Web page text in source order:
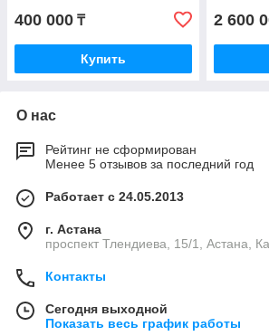
400 000 ₸
Купить
2 600
О нас
Рейтинг не сформирован
Менее 5 отзывов за последний год
Работает с 24.05.2013
г. Астана
проспект Тлендиева, 15/1, Астана,
Контакты
Сегодня выходной
Показать весь график работы